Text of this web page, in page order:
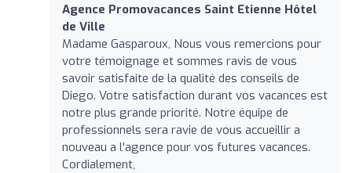
Agence Promovacances Saint Etienne Hôtel
de Ville
Madame Gasparoux, Nous vous remercions pour
votre témoignage et sommes ravis de vous
savoir satisfaite de la qualité des conseils de
Diego. Votre satisfaction durant vos vacances est
notre plus grande priorité. Notre équipe de
professionnels sera ravie de vous accueillir a
nouveau a l'agence pour vos futures vacances.
Cordialement,